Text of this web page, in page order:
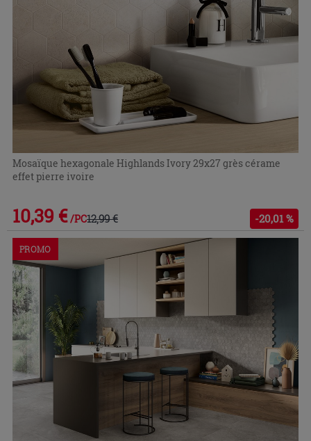
Mosaïque hexagonale Highlands Ivory 29x27 grès cérame
effet pierre ivoire
10,39 € /PC12,99 € -20,01 %
PROMO